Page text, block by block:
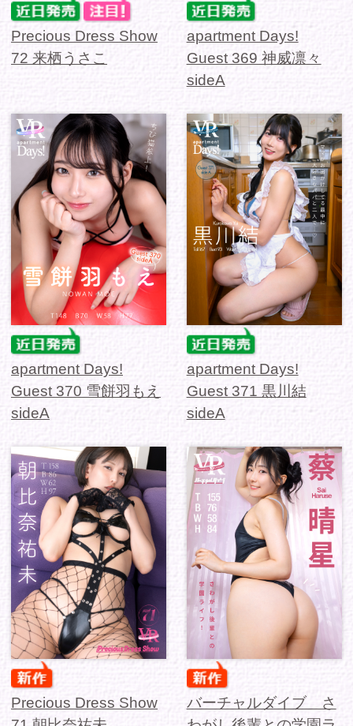
Precious Dress Show
71 朝比奈祐未
バーチャルダイブ さ
わがし後輩との学園ラ
イフ！...
1 / 190
次を読み込む
シリーズから選ぶ
ゾーンから選ぶ